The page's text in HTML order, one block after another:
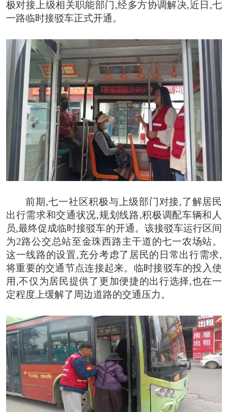
极对接上级相关职能部门,经多方协调解决,近日,七
一路临时接驳车正式开通。
前期,七一社区积极与上级部门对接,了解居民
出行需求和交通状况,规划线路,积极调配车辆和人
员,最终促成临时接驳车的开通。 该接驳车运行区间
为2路公交总站至金珠西路主干道的七一农场站。
这一线路的设置,充分考虑了居民的日常出行需求,
将重要的交通节点连接起来。临时接驳车的投入使
用,不仅为居民提供了更加便捷的出行选择,也在一
定程度上缓解了周边道路的交通压力。